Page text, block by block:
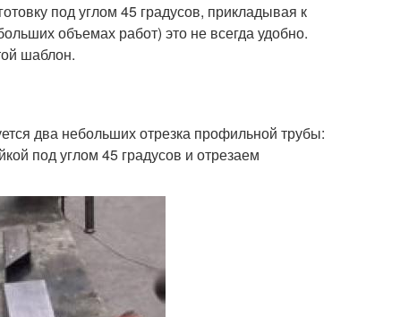
под углом 45 градусов, прикладывая к
объемах работ) это не всегда удобно.
шаблон.
два небольших отрезка профильной трубы:
под углом 45 градусов и отрезаем